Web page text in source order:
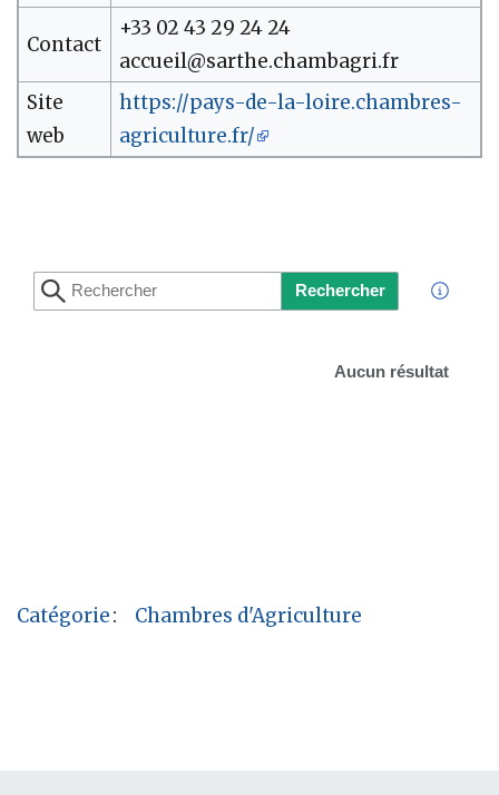
Contact
+33 02 43 29 24 24
accueil@sarthe.chambagri.fr
Site
web
https://pays-de-la-loire.chambres-
agriculture.fr/
Rechercher
Aucun résultat
Catégorie: Chambres d'Agriculture